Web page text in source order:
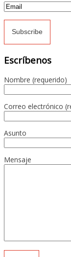
Escríbenos
Nombre (requerido)
Correo electrónico
Asunto
Mensaje